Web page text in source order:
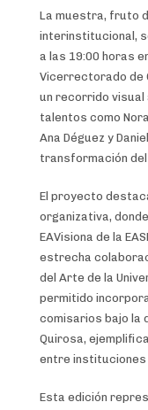
La muestra, fruto
interinstitucional,
a las 19:00 horas
Vicerrectorado de
un recorrido visual
talentos como
Ana Déguez y
transformación del
El proyecto
organizativa,
EAVisiona de la
estrecha
del Arte de la
permitido
comisarios bajo la
Quirosa,
entre
Esta edición